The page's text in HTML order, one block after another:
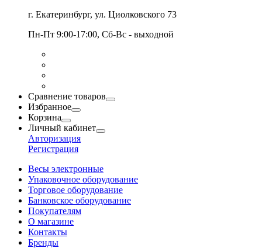
г. Екатеринбург, ул. Циолковского 73
Пн-Пт 9:00-17:00, Сб-Вс - выходной
Сравнение товаров
Избранное
Корзина
Личный кабинет
Авторизация
Регистрация
Весы электронные
Упаковочное оборудование
Торговое оборудование
Банковское оборудование
Покупателям
О магазине
Контакты
Бренды